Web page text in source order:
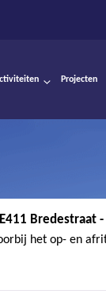
Projecten
Bredestraat
het op- en